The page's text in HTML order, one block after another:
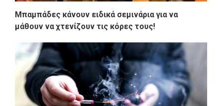
Μπαμπάδες κάνουν ειδικά σεμινάρια για να
μάθουν να χτενίζουν τις κόρες τους!